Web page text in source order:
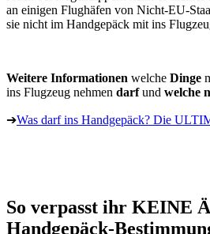
an einigen Flughäfen von Nicht-EU-
sie nicht im Handgepäck mit ins
Weitere Informationen welche Dinge
ins Flugzeug nehmen darfund welche
➔Was darf ins Handgepäck? Die
So verpasst ihr KEINE
Handgepäck-